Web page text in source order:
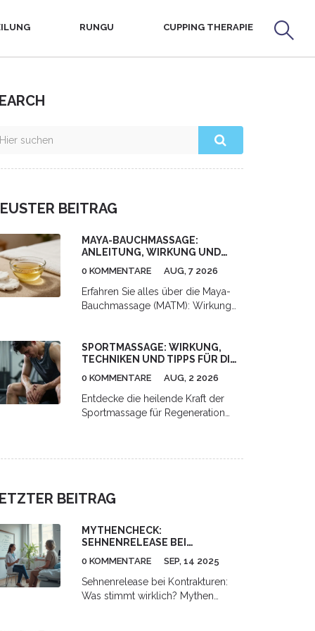
RUNGU CUPPING THERAPIE
BEITRAG
MAYA-BAUCHMASSAGE:
ANLEITUNG, WIRKUNG UND
0 KOMMENTARE AUG, 7 2026
Erfahren Sie alles über die Maya-
Bauchmassage (MATM): Wirkung
Zuhause sowie Hinweise zu Risiken
und professioneller Anwendung.
SPORTMASSAGE: WIRKUNG,
TECHNIKEN UND TIPPS FÜR DIE
0 KOMMENTARE AUG, 2 2026
Entdecke die heilende Kraft der
Sportmassage für Regeneration
BEITRAG
MYTHENCHECK:
SEHNENRELEASE BEI
RISIKEN, ALTERNATIVEN
0 KOMMENTARE SEP, 14 2025
Sehnenrelease bei Kontrakturen:
Was stimmt wirklich? Mythen